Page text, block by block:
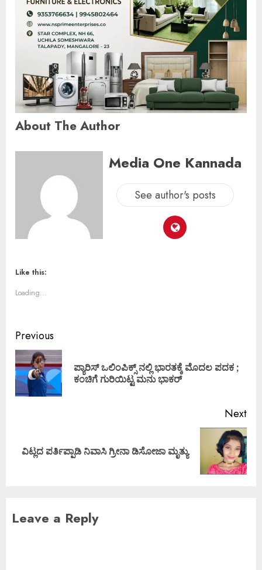
About The Author
Media One Kannada
See author's posts
Like this:
Loading...
Previous
ಪ್ಯಾರಿಸ್ ಒಲಿಂಪಿಕ್ಸ್ ನಲ್ಲಿ ಭಾರತಕ್ಕೆ ಮೊದಲ ಪದಕ ;
ಕಂಚಿಗೆ ಗುರಿಯಿಟ್ಟ ಮನು ಭಾಕರ್
Next
ವಿಟ್ಲದ ಪರ್ತಿಪ್ಪಾಡಿ ನಿವಾಸಿ ಗ್ರೀನಾ ಡಿಸೋಜಾ ಮೃತ್ಯು
Leave a Reply